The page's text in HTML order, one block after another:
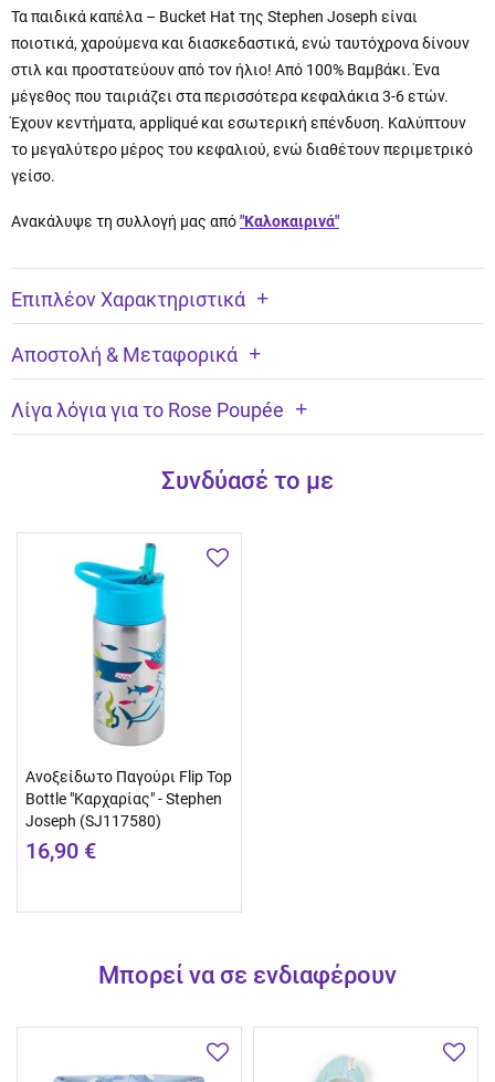
Τα παιδικά καπέλα – Bucket Hat της Stephen Joseph είναι
ποιοτικά, χαρούμενα και διασκεδαστικά, ενώ ταυτόχρονα δίνουν
στιλ και προστατεύουν από τον ήλιο! Από 100% Βαμβάκι. Ένα
μέγεθος που ταιριάζει στα περισσότερα κεφαλάκια 3-6 ετών.
Έχουν κεντήματα, appliqué και εσωτερική επένδυση. Καλύπτουν
το μεγαλύτερο μέρος του κεφαλιού, ενώ διαθέτουν περιμετρικό
γείσο.
Ανακάλυψε τη συλλογή μας από"Καλοκαιρινά"
Επιπλέον Χαρακτηριστικά
Αποστολή & Μεταφορικά
Λίγα λόγια για το Rose Poupée
Συνδύασέ το με
Ανοξείδωτο Παγούρι Flip Top
Bottle "Καρχαρίας" - Stephen
Joseph (SJ117580)
16,90 €
Μπορεί να σε ενδιαφέρουν